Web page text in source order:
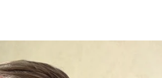
/ hromadske
долучився до судового